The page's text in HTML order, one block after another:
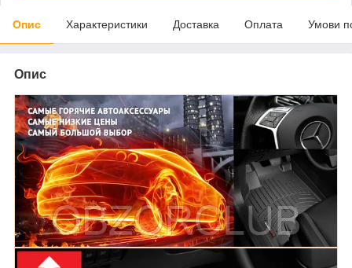
Опис Характеристики Доставка Оплата Умови
Опис